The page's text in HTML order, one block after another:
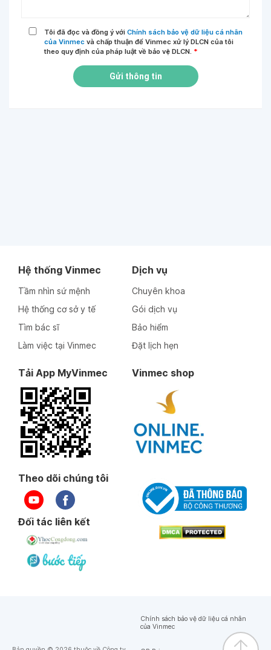
Tôi đã đọc và đồng ý với Chính sách bảo vệ dữ liệu cá nhân
của Vinmec và chấp thuận để Vinmec xử lý DLCN của tôi
theo quy định của pháp luật về bảo vệ DLCN. *
Gửi thông tin
Hệ thống Vinmec
Tầm nhìn sứ mệnh
Hệ thống cơ sở y tế
Tìm bác sĩ
Làm việc tại Vinmec
Dịch vụ
Chuyên khoa
Gói dịch vụ
Bảo hiểm
Đặt lịch hẹn
Tải App MyVinmec Vinmec shop
Theo dõi chúng tôi
Đối tác liên kết
Chính sách bảo vệ dữ liệu cá nhân
của Vinmec